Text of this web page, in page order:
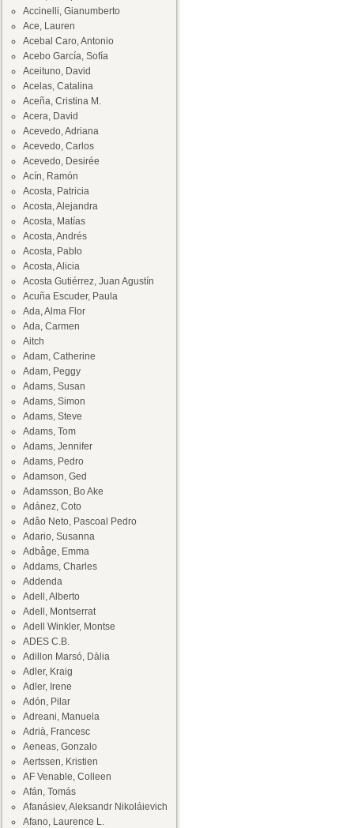
Accinelli, Gianumberto
Ace, Lauren
Acebal Caro, Antonio
Acebo García, Sofía
Aceituno, David
Acelas, Catalina
Aceña, Cristina M.
Acera, David
Acevedo, Adriana
Acevedo, Carlos
Acevedo, Desirée
Acín, Ramón
Acosta, Patricia
Acosta, Alejandra
Acosta, Matías
Acosta, Andrés
Acosta, Pablo
Acosta, Alicia
Acosta Gutiérrez, Juan Agustín
Acuña Escuder, Paula
Ada, Alma Flor
Ada, Carmen
Aitch
Adam, Catherine
Adam, Peggy
Adams, Susan
Adams, Simon
Adams, Steve
Adams, Tom
Adams, Jennifer
Adams, Pedro
Adamson, Ged
Adamsson, Bo Ake
Adánez, Coto
Adâo Neto, Pascoal Pedro
Adario, Susanna
Adbåge, Emma
Addams, Charles
Addenda
Adell, Alberto
Adell, Montserrat
Adell Winkler, Montse
ADES C.B.
Adillon Marsó, Dàlia
Adler, Kraig
Adler, Irene
Adón, Pilar
Adreani, Manuela
Adrià, Francesc
Aeneas, Gonzalo
Aertssen, Kristien
AF Venable, Colleen
Afán, Tomás
Afanásiev, Aleksandr Nikoláievich
Afano, Laurence L.